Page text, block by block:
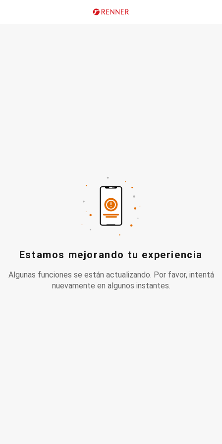
Estamos mejorando tu experiencia
Algunas funciones se están actualizando. Por favor, intentá
nuevamente en algunos instantes.